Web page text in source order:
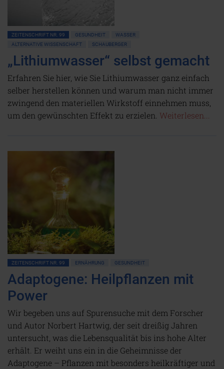
ZEITENSCHRIFT NR. 99 GESUNDHEIT
WASSER
ALTERNATIVE WISSENSCHAFT
SCHAUBERGER
„Lithiumwasser“ selbst gemacht
Erfahren Sie hier, wie Sie Lithiumwasser ganz einfach
selber herstellen können und warum man nicht immer
zwingend den materiellen Wirkstoff einnehmen muss,
um den gewünschten Effekt zu erzielen. Weiterlesen...
ZEITENSCHRIFT NR. 99 ERNÄHRUNG GESUNDHEIT
Adaptogene: Heilpflanzen mit
Power
Wir begeben uns auf Spurensuche mit dem Forscher
und Autor Norbert Hartwig, der seit dreißig Jahren
untersucht, was die Lebensqualität bis ins hohe Alter
erhält. Er weiht uns ein in die Geheimnisse der
Adaptogene – Pflanzen mit besonders heilkräftiger und